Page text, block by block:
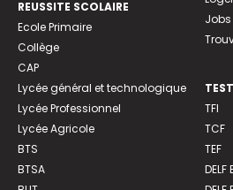
REUSSITE SCOLAIRE
Ecole Primaire
Collège
CAP
Lycée général et technologique
Lycée Professionnel
Lycée Agricole
BTS
BTSA
TFI
TCF
TEF
DELF